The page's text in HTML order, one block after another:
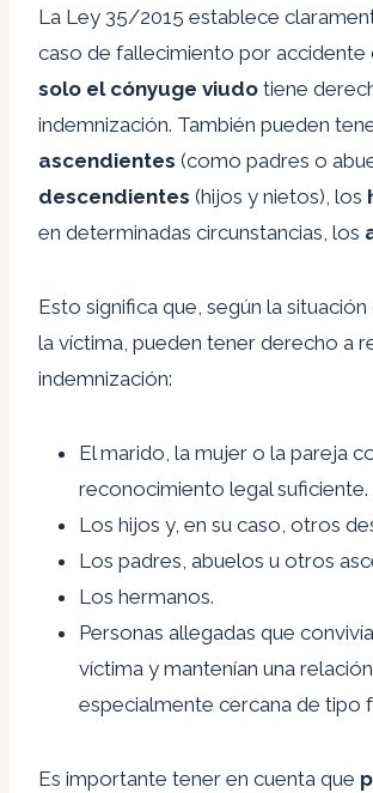
La Ley 35/2015 establece
caso de fallecimiento por accidente
solo el cónyuge viudo tiene
indemnización. También pueden
ascendientes (como padres o
descendientes (hijos y nietos), los
en determinadas circunstancias, los
Esto significa que, según la
la víctima, pueden tener derecho a
indemnización:
El marido, la mujer o la pareja
reconocimiento legal suficiente.
Los hijos y, en su caso, otros
Los padres, abuelos u otros
Los hermanos.
Personas allegadas que
víctima y mantenían una relación
especialmente cercana de tipo
Es importante tener en cuenta que